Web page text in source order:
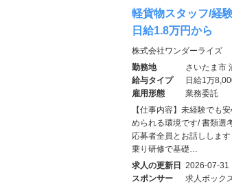
軽貨物スタッフ/経
日給1.8万円から
株式会社ワンダーライズ
勤務地
さいたま市
給与タイプ
日給1万
雇用形態
業務委託
【仕事内容】未経験でも
められる環境です/ 書類選
応募者全員とお話ししま
乗り研修で基礎…
求人の更新日 2026-07-31
スポンサー
求人ボック